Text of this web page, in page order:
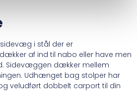
i stål der er
af ind til nabo eller have men
Sidevæggen dækker mellem
Udhænget bag stolper har
veludført dobbelt carport til din